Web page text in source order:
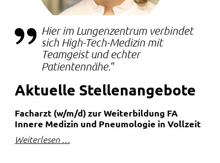
Hier im Lungenzentrum verbindet
sich High-Tech-Medizin mit
Teamgeist und echter
Patientennähe.
Aktuelle Stellen­angebote
Facharzt (w/m/d) zur Weiterbildung FA
Innere Medizin und Pneumologie in Vollzeit
Weiterlesen …